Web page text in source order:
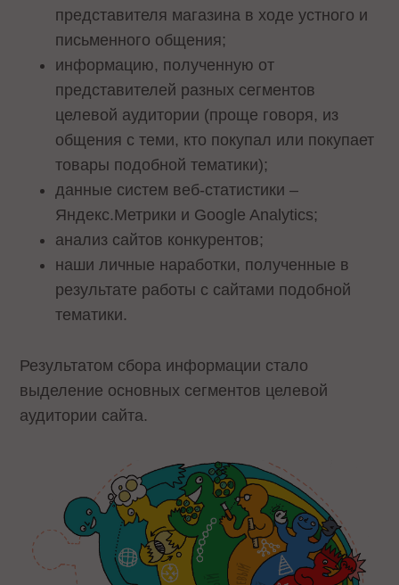
представителя магазина в ходе устного и
письменного общения;
информацию, полученную от
представителей разных сегментов
целевой аудитории (проще говоря, из
общения с теми, кто покупал или покупает
товары подобной тематики);
данные систем веб-статистики –
Яндекс.Метрики и Google Analytics;
анализ сайтов конкурентов;
наши личные наработки, полученные в
результате работы с сайтами подобной
тематики.
Результатом сбора информации стало
выделение основных сегментов целевой
аудитории сайта.